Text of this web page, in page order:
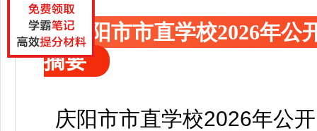
庆阳市市直学校2026年公
摘要
庆阳市市直学校2026年公